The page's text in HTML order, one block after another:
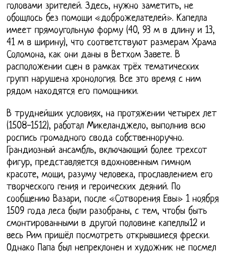
головами зрителей. Здесь, нужно заметить, не
обошлось без помощи «доброжелателей». Капелла
имеет прямоугольную форму (40, 93 м в длину и 13,
41 м в ширину), что соответствуют размерам Храма
Соломона, как они даны в Ветхом Завете. В
расположении сцен в рамках трёх тематических
групп нарушена хронология. Все это время с ним
рядом находятся его помощники.
В труднейших условиях, на протяжении четырех лет
(1508-1512), работал Микеланджело, выполнив всю
роспись громадного свода собственноручно.
Грандиозный ансамбль, включающий более трехсот
фигур, представляется вдохновенным гимном
красоте, мощи, разуму человека, прославлением его
творческого гения и героических деяний. По
сообщению Вазари, после «Сотворения Евы» 1 ноября
1509 года леса были разобраны, с тем, чтобы быть
смонтированными в другой половине капеллы12 и
весь Рим пришёл посмотреть открывшиеся фрески.
Однако Папа был непреклонен и художник не посмел